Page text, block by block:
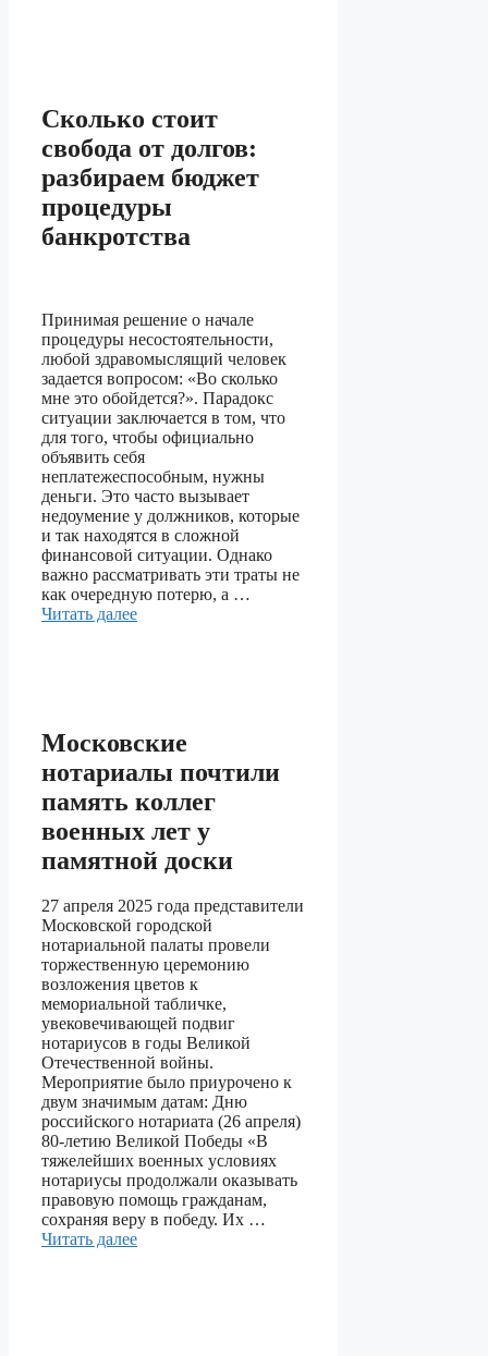
Сколько стоит
свобода от долгов:
разбираем бюджет
процедуры
банкротства
Принимая решение о начале
процедуры несостоятельности,
любой здравомыслящий человек
задается вопросом: «Во сколько
мне это обойдется?». Парадокс
ситуации заключается в том, что
для того, чтобы официально
объявить себя
неплатежеспособным, нужны
деньги. Это часто вызывает
недоумение у должников, которые
и так находятся в сложной
финансовой ситуации. Однако
важно рассматривать эти траты не
как очередную потерю, а …
Читать далее
Московские
нотариалы почтили
память коллег
военных лет у
памятной доски
27 апреля 2025 года представители
Московской городской
нотариальной палаты провели
торжественную церемонию
возложения цветов к
мемориальной табличке,
увековечивающей подвиг
нотариусов в годы Великой
Отечественной войны.
Мероприятие было приурочено к
двум значимым датам: Дню
российского нотариата (26 апреля)
80-летию Великой Победы «В
тяжелейших военных условиях
нотариусы продолжали оказывать
правовую помощь гражданам,
сохраняя веру в победу. Их …
Читать далее